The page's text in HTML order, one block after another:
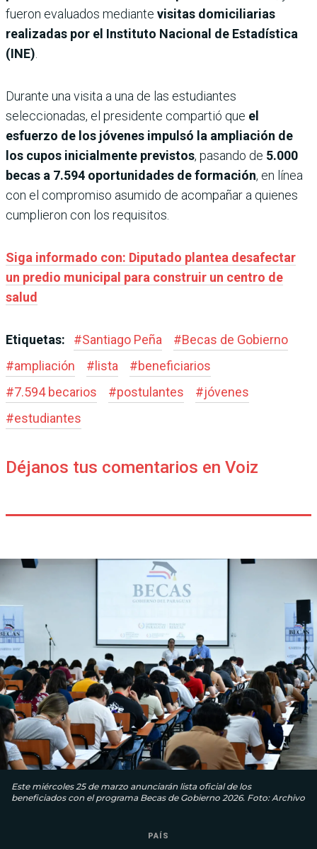
fueron evaluados mediante visitas domiciliarias
realizadas por el Instituto Nacional de Estadística
(INE)
Durante una visita a una de las estudiantes
seleccionadas, el presidente compartió que el
esfuerzo de los jóvenes impulsó la ampliación de
los cupos inicialmente previstos, pasando de 5.000
becas a 7.594 oportunidades de formación, en línea
con el compromiso asumido de acompañar a quienes
cumplieron con los requisitos.
Siga informado con: Diputado plantea desafectar
un predio municipal para construir un centro de
salud
Etiquetas: #Santiago Peña #Becas de Gobierno
#ampliación #lista #beneficiarios
#7.594 becarios #postulantes #jóvenes
#estudiantes
Déjanos tus comentarios en Voiz
Este miércoles 25 de marzo anunciarán lista oficial de los
beneficiados con el programa Becas de Gobierno 2026. Foto: Archivo
PAÍS